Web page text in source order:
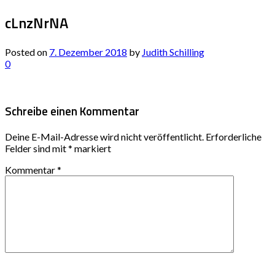
cLnzNrNA
Posted on 7. Dezember 2018 by Judith Schilling
0
Schreibe einen Kommentar
Deine E-Mail-Adresse wird nicht veröffentlicht. Erforderliche
Felder sind mit* markiert
Kommentar*